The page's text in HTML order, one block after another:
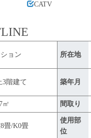
CATV
ョン 所在地
3階建て 築年月
㎡ 間取り
畳/K0畳
使用部
位